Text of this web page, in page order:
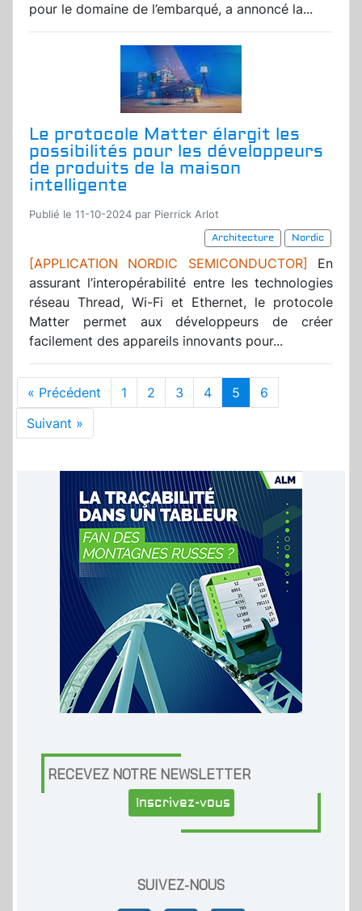
pour le domaine de l’embarqué, a annoncé la...
Le protocole Matter élargit les
possibilités pour les développeurs
de produits de la maison
intelligente
Publié le 11-10-2024 par Pierrick Arlot
Architecture
Nordic
[APPLICATION NORDIC SEMICONDUCTOR] En
assurant l’interopérabilité entre les technologies
réseau Thread, Wi-Fi et Ethernet, le protocole
Matter permet aux développeurs de créer
facilement des appareils innovants pour...
« Précédent 1 2 3 4 5
6
Suivant »
RECEVEZ NOTRE NEWSLETTER
Inscrivez-vous
SUIVEZ-NOUS